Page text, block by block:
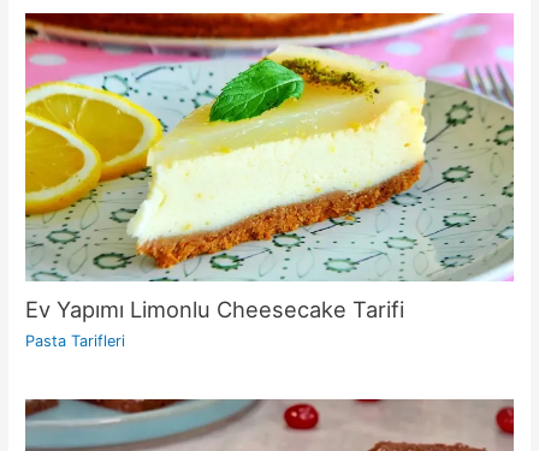
Ev Yapımı Limonlu Cheesecake Tarifi
Pasta Tarifleri